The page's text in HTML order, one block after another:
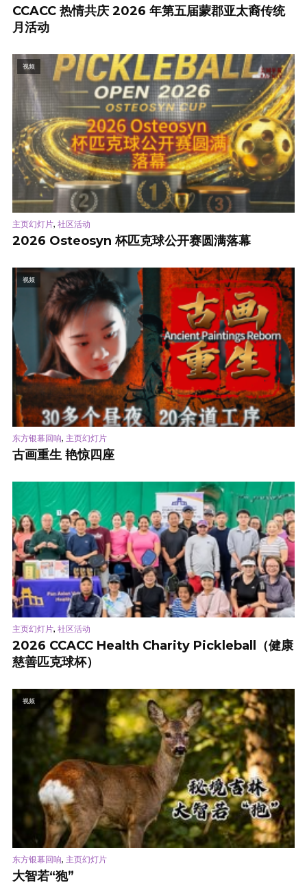
CCACC 热情共庆 2026 年第五届蒙郡亚太裔传统
月活动
视频
主页幻灯片, 社区活动
2026 Osteosyn 杯匹克球公开赛圆满落幕
视频
东方银幕回响, 主页幻灯片
古画重生 艳惊四座
主页幻灯片, 社区活动
2026 CCACC Health Charity Pickleball（健康
慈善匹克球杯）
视频
东方银幕回响, 主页幻灯片
大智若“狍”